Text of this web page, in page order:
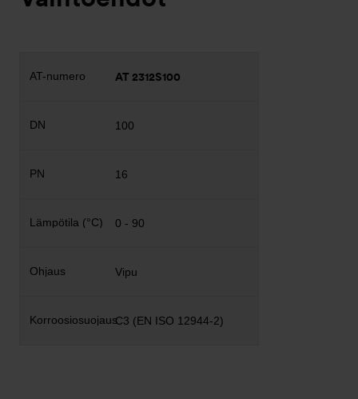
AT 2312S100
100
16
0 - 90
Vipu
C3 (EN ISO 12944-2)